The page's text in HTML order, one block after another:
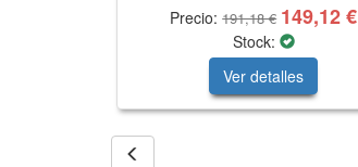
Precio:191,18 € 149,12 €
Stock:
Ver detalles